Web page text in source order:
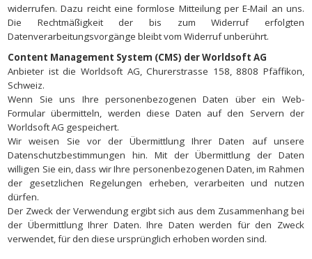
widerrufen. Dazu reicht eine formlose Mitteilung per E-Mail an uns.
Die Rechtmäßigkeit der bis zum Widerruf erfolgten
Datenverarbeitungsvorgänge bleibt vom Widerruf unberührt.
Content Management System (CMS) der Worldsoft AG
Anbieter ist die Worldsoft AG, Churerstrasse 158, 8808 Pfäffikon,
Schweiz.
Wenn Sie uns Ihre personenbezogenen Daten über ein Web-
Formular übermitteln, werden diese Daten auf den Servern der
Worldsoft AG gespeichert.
Wir weisen Sie vor der Übermittlung Ihrer Daten auf unsere
Datenschutzbestimmungen hin. Mit der Übermittlung der Daten
willigen Sie ein, dass wir Ihre personenbezogenen Daten, im Rahmen
der gesetzlichen Regelungen erheben, verarbeiten und nutzen
dürfen.
Der Zweck der Verwendung ergibt sich aus dem Zusammenhang bei
der Übermittlung Ihrer Daten. Ihre Daten werden für den Zweck
verwendet, für den diese ursprünglich erhoben worden sind.